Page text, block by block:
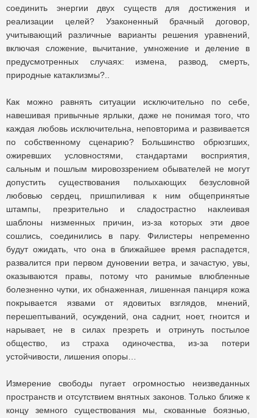
соединить энергии двух существ для достижения и
реализации целей? Узаконенный брачный договор,
учитывающий различные варианты решения уравнений,
включая сложение, вычитание, умножение и деление в
предусмотренных случаях: измена, развод, смерть,
природные катаклизмы?..
Как можно равнять ситуации исключительно по себе,
навешивая привычные ярлыки, даже не понимая того, что
каждая любовь исключительна, неповторима и развивается
по собственному сценарию? Большинство обрюзгших,
ожиревших условностями, стандартами восприятия,
сальным и пошлым мировоззрением обывателей не могут
допустить существования полыхающих безусловной
любовью сердец, пришпиливая к ним общепринятые
штампы, презрительно и сладострастно наклеивая
шаблоны низменных причин, из-за которых эти двое
сошлись, соединились в пару. Филистеры непременно
будут ожидать, что она в ближайшее время распадется,
развалится при первом дуновении ветра, и зачастую, увы,
оказываются правы, потому что ранимые влюбленные
болезненно чутки, их обнаженная, лишенная панциря кожа
покрывается язвами от ядовитых взглядов, мнений,
перешептываний, осуждений, она саднит, ноет, гноится и
нарывает, не в силах презреть и отринуть постылое
общество, из страха одиночества, из-за потери
устойчивости, лишения опоры…
Измерение свободы пугает огромностью неизведанных
пространств и отсутствием внятных законов. Только ближе к
концу земного существования мы, скованные боязнью,